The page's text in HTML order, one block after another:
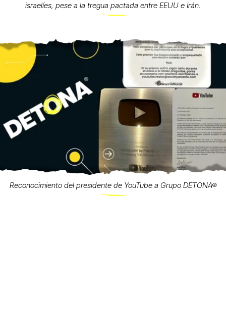
israelíes, pese a la tregua pactada entre EEUU e Irán.
Reconocimiento del presidente de YouTube a Grupo DETONA®